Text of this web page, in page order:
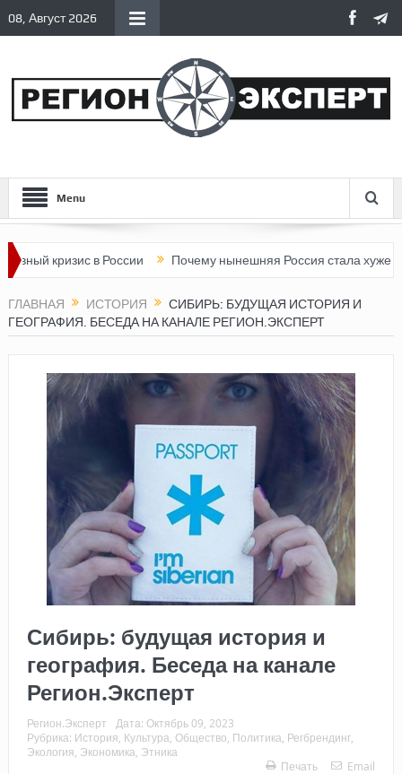
08, Август 2026
Menu
в России Почему нынешняя Россия стала хуже, чем СССР?
ГЛАВНАЯ ИСТОРИЯ
СИБИРЬ: БУДУЩАЯ ИСТОРИЯ И
ГЕОГРАФИЯ. БЕСЕДА НА КАНАЛЕ РЕГИОН.ЭКСПЕРТ
Сибирь: будущая история и
география. Беседа на канале
Регион.Эксперт
Регион.Эксперт Дата: Октябрь 09, 2023
Рубрика: История Культура Общество Политика Регбрендинг,
Экология Экономика Этника
Печать
Email